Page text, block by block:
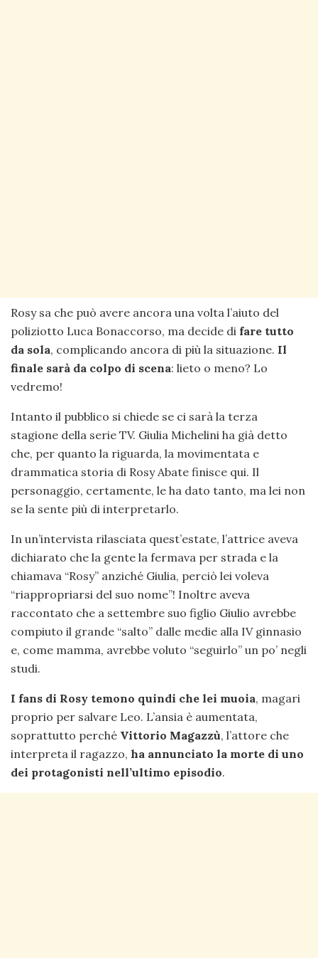
Rosy sa che può avere ancora una volta l’aiuto del
poliziotto Luca Bonaccorso, ma decide di fare tutto
da sola, complicando ancora di più la situazione. Il
finale sarà da colpo di scena: lieto o meno? Lo
vedremo!
Intanto il pubblico si chiede se ci sarà la terza
stagione della serie TV. Giulia Michelini ha già detto
che, per quanto la riguarda, la movimentata e
drammatica storia di Rosy Abate finisce qui. Il
personaggio, certamente, le ha dato tanto, ma lei non
se la sente più di interpretarlo.
In un’intervista rilasciata quest’estate, l’attrice aveva
dichiarato che la gente la fermava per strada e la
chiamava “Rosy” anziché Giulia, perciò lei voleva
“riappropriarsi del suo nome”! Inoltre aveva
raccontato che a settembre suo figlio Giulio avrebbe
compiuto il grande “salto” dalle medie alla IV ginnasio
e, come mamma, avrebbe voluto “seguirlo” un po’ negli
studi.
I fans di Rosy temono quindi che lei muoia, magari
proprio per salvare Leo. L’ansia è aumentata,
soprattutto perché Vittorio Magazzù, l’attore che
interpreta il ragazzo, ha annunciato la morte di uno
dei protagonisti nell’ultimo episodio.